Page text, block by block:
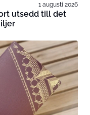
1 augusti 2026
utsedd till det